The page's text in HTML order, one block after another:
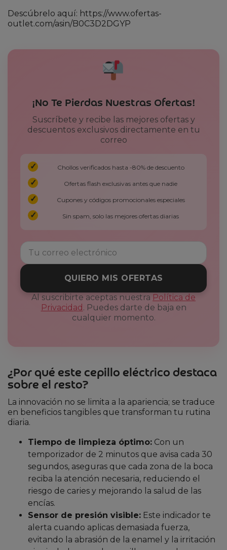
Descúbrelo aquí: https://www.ofertas-
outlet.com/asin/B0C3D2DGYP
¡No Te Pierdas Nuestras Ofertas!
Suscríbete y recibe las mejores ofertas y
descuentos exclusivos directamente en tu
correo
Chollos verificados hasta -80% de descuento
Ofertas flash exclusivas antes que nadie
Cupones y códigos promocionales especiales
Sin spam, solo las mejores ofertas diarias
QUIERO MIS OFERTAS
Al suscribirte aceptas nuestra Política de
Privacidad . Puedes darte de baja en
cualquier momento.
¿Por qué este cepillo eléctrico destaca
sobre el resto?
La innovación no se limita a la apariencia; se traduce
en beneficios tangibles que transforman tu rutina
diaria.
Tiempo de limpieza óptimo: Con un
temporizador de 2 minutos que avisa cada 30
segundos, aseguras que cada zona de la boca
reciba la atención necesaria, reduciendo el
riesgo de caries y mejorando la salud de las
encías.
Sensor de presión visible: Este indicador te
alerta cuando aplicas demasiada fuerza,
evitando la abrasión de la enamel y la irritación